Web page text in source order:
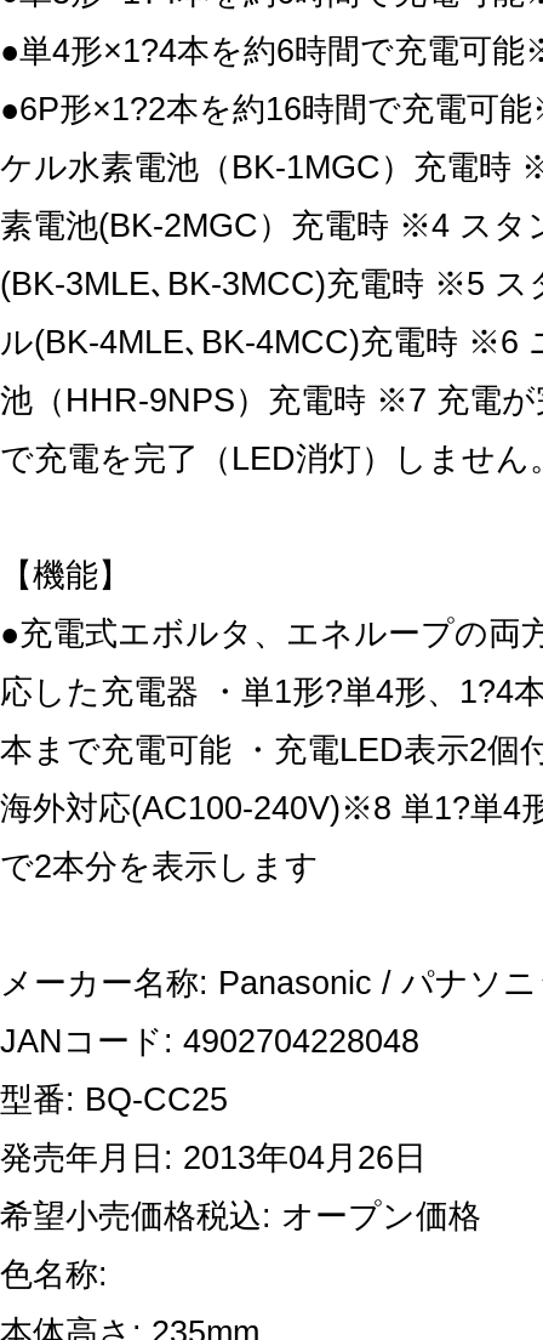
●単4形×1?4本を約6時間で充電
●6P形×1?2本を約16時間で充電
ケル水素電池（BK-1MGC）充電時
素電池(BK-2MGC）充電時 ※4 スタ
(BK-3MLE､BK-3MCC)充電時 ※5 ス
ル(BK-4MLE､BK-4MCC)充電時 ※6
池（HHR-9NPS）充電時 ※7 充電
で充電を完了（LED消灯）しません
【機能】
●充電式エボルタ、エネループの両
応した充電器 ・単1形?単4形、1?4
本まで充電可能 ・充電LED表
海外対応(AC100-240V)※8 単1?単4
で2本分を表示します
メーカー名称: Panasonic / パナソ
JANコード: 4902704228048
型番: BQ-CC25
発売年月日: 2013年04月26日
希望小売価格税込: オープン価格
色名称: